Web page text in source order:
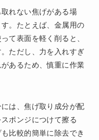
れない焦げがある場
。たとえば、金属用の
て表面を軽く削ると、
ただし、力を入れすぎ
あるため、慎重に作業
は、焦げ取り成分が配
ポンジにつけて擦る
比較的簡単に除去でき